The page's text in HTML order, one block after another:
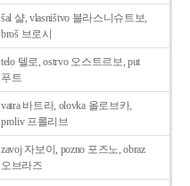
šal 샬, vlasništvo 블라스니슈트보,
broš 브로시
telo 텔로, ostrvo 오스트르보, put
푸트
vatra 바트라, olovka 올로브카,
proliv 프롤리브
zavoj 자보이, pozno 포즈노, obraz
오브라즈